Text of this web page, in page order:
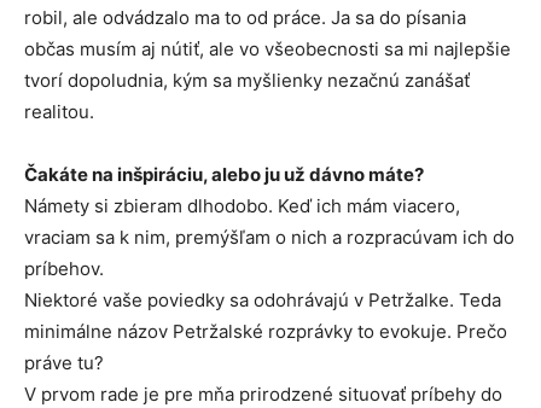
robil, ale odvádzalo ma to od práce. Ja sa do písania
občas musím aj nútiť, ale vo všeobecnosti sa mi najlepšie
tvorí dopoludnia, kým sa myšlienky nezačnú zanášať
realitou.
Čakáte na inšpiráciu, alebo ju už dávno máte?
Námety si zbieram dlhodobo. Keď ich mám viacero,
vraciam sa k nim, premýšľam o nich a rozpracúvam ich do
príbehov.
Niektoré vaše poviedky sa odohrávajú v Petržalke. Teda
minimálne názov Petržalské rozprávky to evokuje. Prečo
práve tu?
V prvom rade je pre mňa prirodzené situovať príbehy do